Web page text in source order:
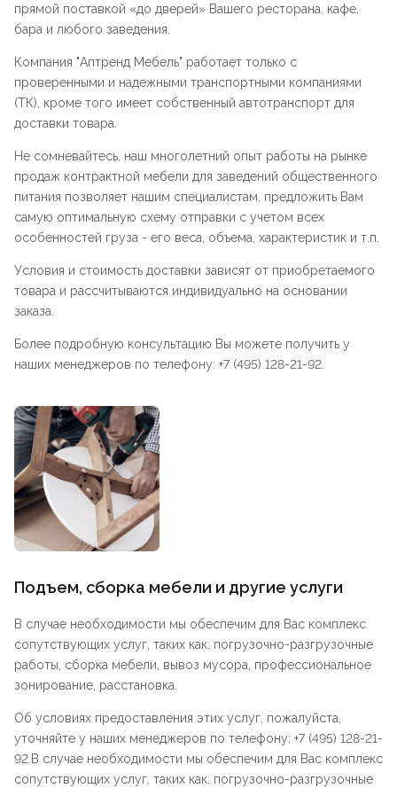
прямой поставкой «до дверей» Вашего ресторана, кафе,
бара и любого заведения.
Компания "Аптренд Мебель" работает только с
проверенными и надежными транспортными компаниями
(ТК), кроме того имеет собственный автотранспорт для
доставки товара.
Не сомневайтесь, наш многолетний опыт работы на рынке
продаж контрактной мебели для заведений общественного
питания позволяет нашим специалистам, предложить Вам
самую оптимальную схему отправки с учетом всех
особенностей груза - его веса, объема, характеристик и т.п.
Условия и стоимость доставки зависят от приобретаемого
товара и рассчитываются индивидуально на основании
заказа.
Более подробную консультацию Вы можете получить у
наших менеджеров по телефону: +7 (495) 128-21-92.
Подъем, сборка мебели и другие услуги
В случае необходимости мы обеспечим для Вас комплекс
сопутствующих услуг, таких как: погрузочно-разгрузочные
работы, сборка мебели, вывоз мусора, профессиональное
зонирование, расстановка.
Об условиях предоставления этих услуг, пожалуйста,
уточняйте у наших менеджеров по телефону: +7 (495) 128-21-
92.В случае необходимости мы обеспечим для Вас комплекс
сопутствующих услуг, таких как: погрузочно-разгрузочные